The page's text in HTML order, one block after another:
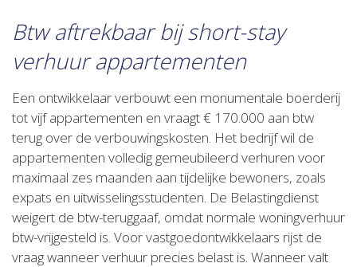
Btw aftrekbaar bij short-stay
verhuur appartementen
Een ontwikkelaar verbouwt een monumentale boerderij
tot vijf appartementen en vraagt € 170.000 aan btw
terug over de verbouwingskosten. Het bedrijf wil de
appartementen volledig gemeubileerd verhuren voor
maximaal zes maanden aan tijdelijke bewoners, zoals
expats en uitwisselingsstudenten. De Belastingdienst
weigert de btw-teruggaaf, omdat normale woningverhuur
btw-vrijgesteld is. Voor vastgoedontwikkelaars rijst de
vraag wanneer verhuur precies belast is. Wanneer valt